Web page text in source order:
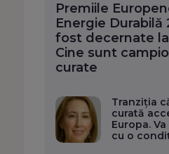
Premiile
Energie Durabilă
fost decernate
Cine sunt
curate
Tranziția
curată
Europa.
cu o